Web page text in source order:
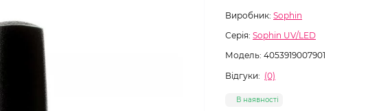
Виробник: Sophin
Серія: Sophin UV/LED
Модель: 4053919007901
Відгуки: (0)
В наявності